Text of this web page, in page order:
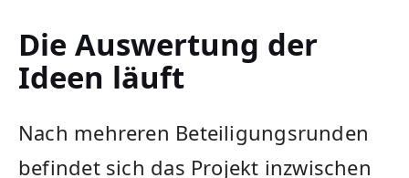
Die Auswertung der
Ideen läuft
Nach mehreren Beteiligungsrunden
befindet sich das Projekt inzwischen